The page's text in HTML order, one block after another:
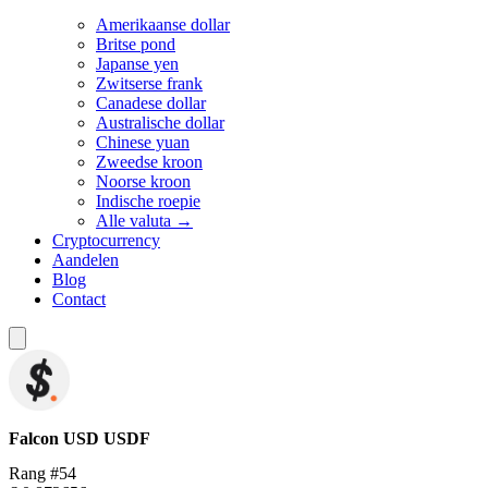
Amerikaanse dollar
Britse pond
Japanse yen
Zwitserse frank
Canadese dollar
Australische dollar
Chinese yuan
Zweedse kroon
Noorse kroon
Indische roepie
Alle valuta →
Cryptocurrency
Aandelen
Blog
Contact
Falcon USD USDF
Rang #54